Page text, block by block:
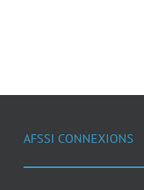
AFSSI CONNEXIONS